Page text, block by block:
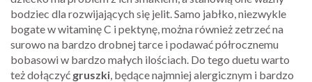
bodziec dla rozwijających się jelit. Samo jabłko, niezwykle
bogate w witaminę C i pektynę, można również zetrzeć na
surowo na bardzo drobnej tarce i podawać półrocznemu
bobasowi w bardzo małych ilościach. Do tego duetu warto
też dołączyć gruszki , będące najmniej alergicznym i bardzo